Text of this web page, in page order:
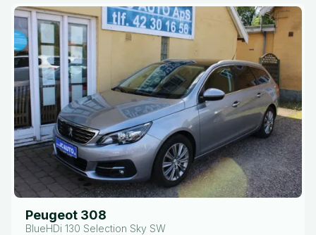
Peugeot 308
BlueHDi 130 Selection Sky SW